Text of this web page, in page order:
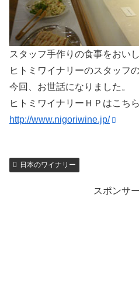
スタッフ手作りの食事をおい
ヒトミワイナリーのスタッフの
今回、お世話になりました。
ヒトミワイナリーＨＰはこちら
http://www.nigoriwine.jp/
日本のワイナリー
スポンサ